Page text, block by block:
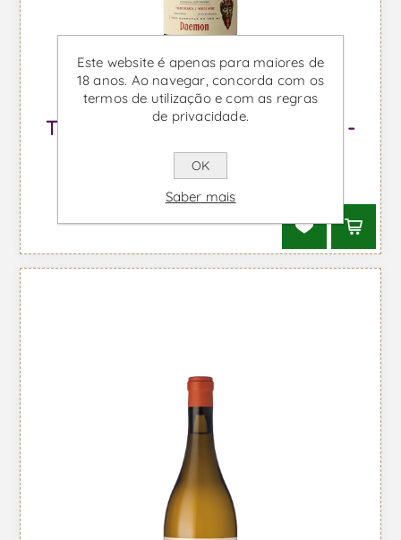
Titan of Tavora Varosa Daemon -
Vinho Branco
Desde €20,04 IVA incl.
Este website é apenas para maiores de
18 anos. Ao navegar, concorda com os
termos de utilização e com as regras
de privacidade.
OK
Saber mais